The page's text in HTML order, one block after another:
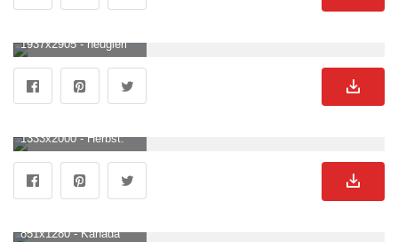
1937x2905 - neugieriges Eichhörnchen. klein (DIN A4). Eichhornchen Bild.
1333x2000 - Herbst. ein eichhörnchen sitzt auf abgefallenen blättern und isst eine walnuss. nahaufnahmeportrait. sonniger tag. Eichhornchen Hintergrundbild für Handy.
851x1280 - Kanada Natur Tiere Foto auf Pixabay. Eichhornchen Bild.